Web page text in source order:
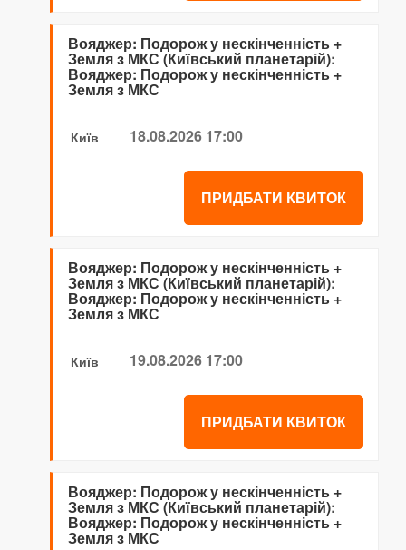
Вояджер: Подорож у нескінченність +
Земля з МКС (Київський планетарій):
Вояджер: Подорож у нескінченність +
Земля з МКС
Київ 18.08.2026 17:00
ПРИДБАТИ КВИТОК
Вояджер: Подорож у нескінченність +
Земля з МКС (Київський планетарій):
Вояджер: Подорож у нескінченність +
Земля з МКС
Київ 19.08.2026 17:00
ПРИДБАТИ КВИТОК
Вояджер: Подорож у нескінченність +
Земля з МКС (Київський планетарій):
Вояджер: Подорож у нескінченність +
Земля з МКС